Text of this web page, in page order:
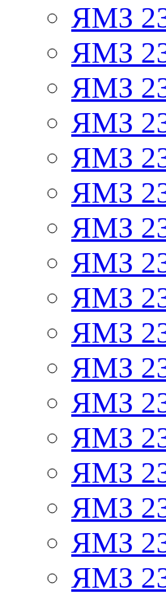
ЯМЗ
ЯМЗ
ЯМЗ
ЯМЗ
ЯМЗ
ЯМЗ
ЯМЗ
ЯМЗ
ЯМЗ
ЯМЗ
ЯМЗ
ЯМЗ
ЯМЗ
ЯМЗ
ЯМЗ
ЯМЗ
ЯМЗ